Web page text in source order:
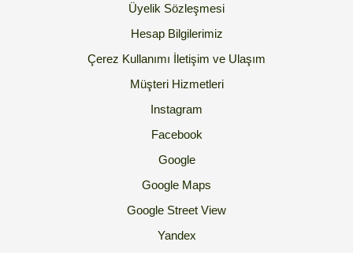
Üyelik Sözleşmesi
Hesap Bilgilerimiz
Çerez Kullanımı İletişim ve Ulaşım
Müşteri Hizmetleri
Instagram
Facebook
Google
Google Maps
Google Street View
Yandex